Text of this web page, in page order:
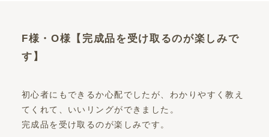
F様・O様【完成品を受け取るのが楽しみで
す】
初心者にもできるか心配でしたが、わかりやすく教え
てくれて、いいリングができました。
完成品を受け取るのが楽しみです。